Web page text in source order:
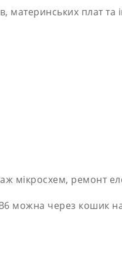
материнських плат та
мікросхем, ремонт
можна через кошик